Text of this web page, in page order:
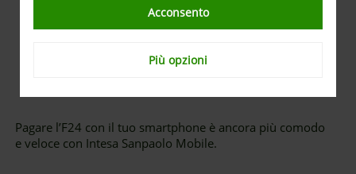
Acconsento
Più opzioni
Pagare l’F24 con il tuo smartphone è ancora più comodo
e veloce con Intesa Sanpaolo Mobile.